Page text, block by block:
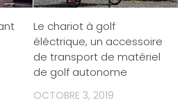
Le chariot à golf
éléctrique, un accessoire
de transport de matériel
de golf autonome
OCTOBRE 3, 2019